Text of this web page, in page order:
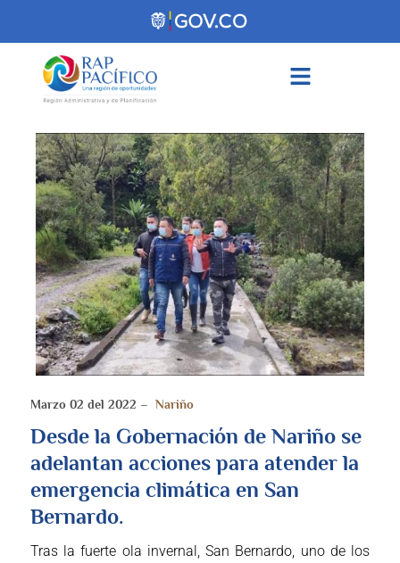
Marzo 02 del 2022 – Nariño
Desde la Gobernación de Nariño se
adelantan acciones para atender la
emergencia climática en San
Bernardo.
Tras la fuerte ola invernal, San Bernardo, uno de los